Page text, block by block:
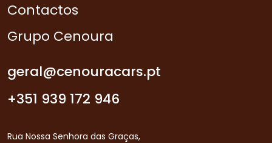
Contactos
Grupo Cenoura
geral@cenouracars.pt
+351 939 172 946
Rua Nossa Senhora das Graças,